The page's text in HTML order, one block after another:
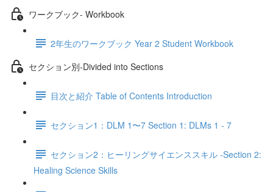
ワークブック- Workbook
2年生のワークブック Year 2 Student Workbook
セクション別‐Divided into Sections
目次と紹介 Table of Contents Introduction
セクション1：DLM 1〜7 Section 1: DLMs 1 - 7
セクション2：ヒーリングサイエンススキル -Section 2:
Healing Science Skills